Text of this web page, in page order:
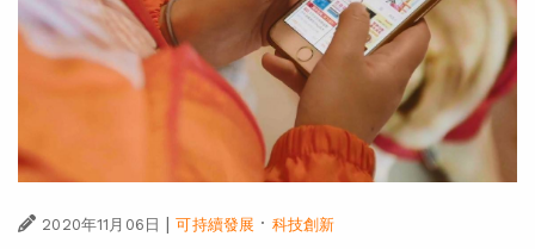
2020年11月06日 可持續發展 · 科技創新